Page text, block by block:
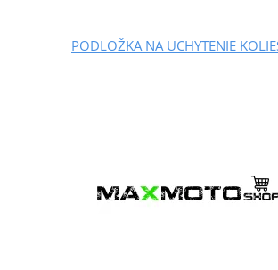
PODLOŽKA NA UCHYTENIE